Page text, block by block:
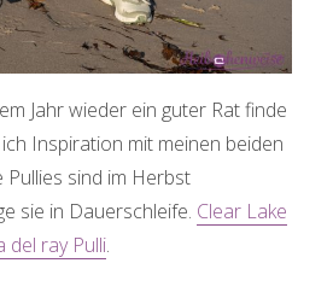
Jahr wieder ein guter Rat finde
Inspiration mit meinen beiden
Pullies sind im Herbst
sie in Dauerschleife. Clear Lake
del ray Pulli.